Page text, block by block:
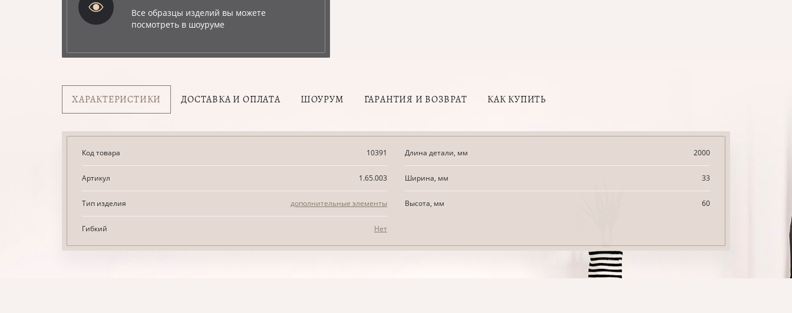
Все образцы изделий вы можете
посмотреть в шоуруме
ХАРАКТЕРИСТИКИ ДОСТАВКА И ОПЛАТА ШОУРУМ ГАРАНТИЯ И ВОЗВРАТ КАК КУПИТЬ
Код товара 10391
Артикул 1.65.003
Тип изделия дополнительные элементы
Гибкий Нет
Длина детали, мм 2000
Ширина, мм 33
Высота, мм 60